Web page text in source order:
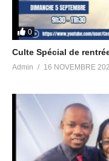
0
Culte Spécial de
Admin 16 NOVEMBRE